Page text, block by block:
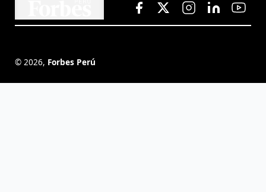
© 2026, Forbes Perú